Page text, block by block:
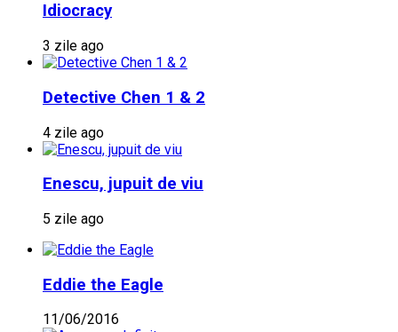
Idiocracy
3 zile ago
Detective Chen 1 & 2
4 zile ago
Enescu, jupuit de viu
5 zile ago
Eddie the Eagle
11/06/2016